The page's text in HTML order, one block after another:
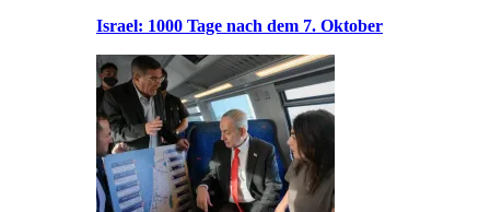
Israel: 1000 Tage nach dem 7. Oktober